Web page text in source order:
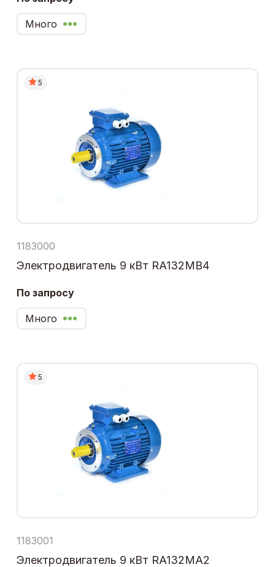
Много
5
1183000
Электродвигатель 9 кВт RA132MB4
По запросу
Много
5
1183001
Электродвигатель 9 кВт RA132MA2